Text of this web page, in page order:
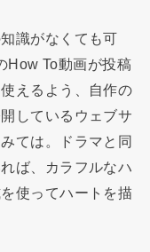
識がなくても可
How To動画が投稿
えるよう、自作の
しているウェブサ
ては。ドラマと同
ば、カラフルなハ
使ってハートを描